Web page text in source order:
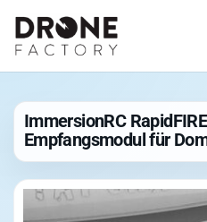
ImmersionRC
Empfangsmodul für